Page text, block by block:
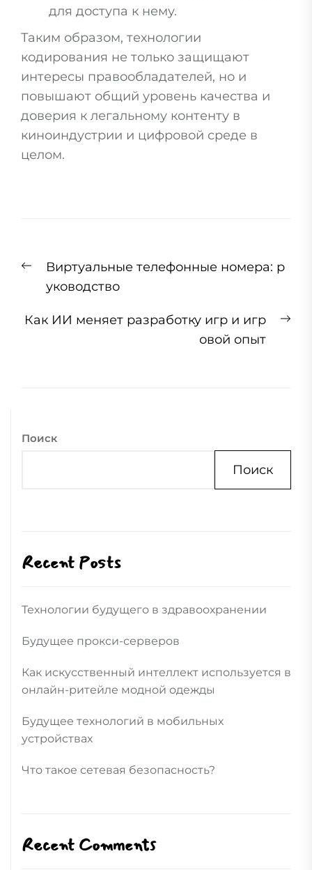
для доступа к нему.
Таким образом, технологии
кодирования не только защищают
интересы правообладателей, но и
повышают общий уровень качества и
доверия к легальному контенту в
киноиндустрии и цифровой среде в
целом.
по
записям
Previous
post:
Виртуальные телефонные номера: р
уководство
Как ИИ меняет разработку игр и игр
овой опыт
Поиск
Поиск
Recent Posts
Технологии будущего в здравоохранении
Будущее прокси-серверов
Как искусственный интеллект используется в
онлайн-ритейле модной одежды
Будущее технологий в мобильных
устройствах
Что такое сетевая безопасность?
Recent Comments